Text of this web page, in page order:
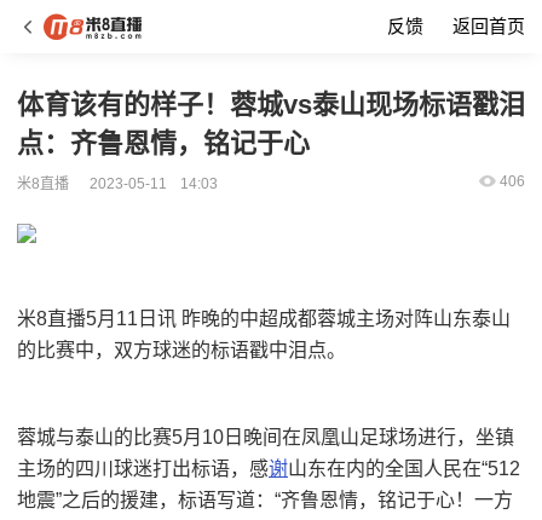
反馈 返回首页
体育该有的样子！蓉城vs泰山现场标语戳泪
点：齐鲁恩情，铭记于心
米8直播 2023-05-11 14:03 406
米8直播5月11日讯 昨晚的中超成都蓉城主场对阵山东泰山
的比赛中，双方球迷的标语戳中泪点。
蓉城与泰山的比赛5月10日晚间在凤凰山足球场进行，坐镇
主场的四川球迷打出标语，感谢山东在内的全国人民在“512
地震”之后的援建，标语写道：“齐鲁恩情，铭记于心！一方